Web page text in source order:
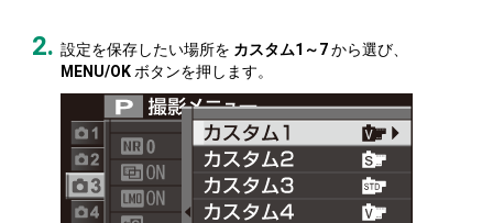
設定を保存したい場所を カスタム1～7から選び、
MENU/OK ボタンを押します。